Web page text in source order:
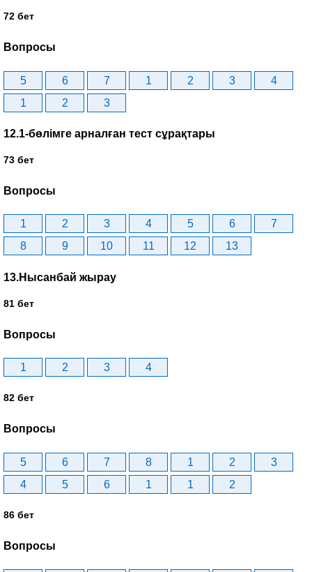
72 бет
Вопросы
5 6 7 1 2 3
4
1
2 3
12.1-бөлімге арналған тест сұрақтары
73 бет
Вопросы
1 2 3 4 5 6
7
8
9 10 11 12 13
13.Нысанбай жырау
81 бет
Вопросы
1 2 3 4
82 бет
Вопросы
5 6 7 8 1 2
3
4
5 6 1 1 2
86 бет
Вопросы